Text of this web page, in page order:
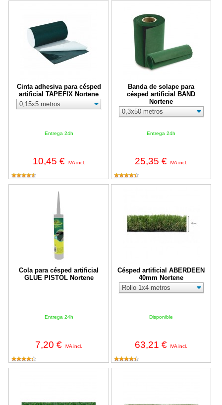
Cinta adhesiva para césped
artificial TAPEFIX Nortene
Entrega 24h
10,45 € IVA incl.
Banda de solape para
césped artificial BAND
Nortene
Entrega 24h
25,35 € IVA incl.
Cola para césped artificial
GLUE PISTOL Nortene
Entrega 24h
7,20 € IVA incl.
Cola para césped artificial GLUE PISTOL Nortene
Césped artificial ABERDEEN
40mm Nortene
Disponible
63,21 € IVA incl.